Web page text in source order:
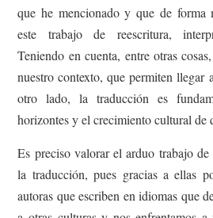
que he mencionado y que de forma
este trabajo de reescritura,
Teniendo en cuenta, entre otras
nuestro contexto, que permiten llegar
otro lado, la traducción es
horizontes y el crecimiento cultural de
Es preciso valorar el arduo trabajo de
la traducción, pues gracias a ellas
autoras que escriben en idiomas que